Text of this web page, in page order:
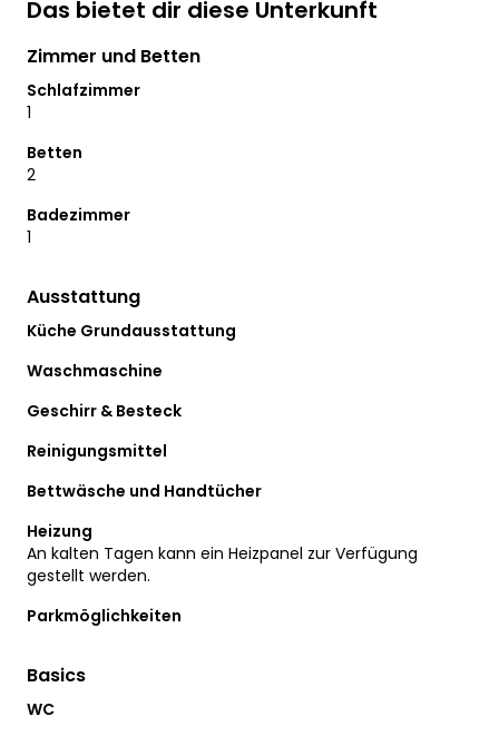
Das bietet dir diese Unterkunft
Zimmer und Betten
Schlafzimmer
1
Betten
2
Badezimmer
1
Ausstattung
Küche Grundausstattung
Waschmaschine
Geschirr & Besteck
Reinigungsmittel
Bettwäsche und Handtücher
Heizung
An kalten Tagen kann ein Heizpanel zur Verfügung
gestellt werden.
Parkmöglichkeiten
Basics
WC